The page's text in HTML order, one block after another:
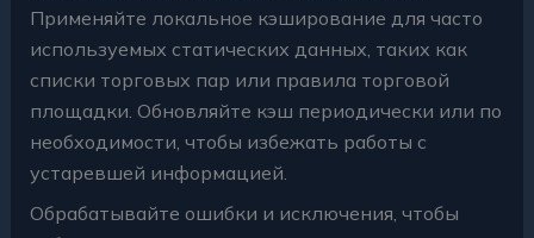
Применяйте локальное кэширование для часто
используемых статических данных, таких как
списки торговых пар или правила торговой
площадки. Обновляйте кэш периодически или по
необходимости, чтобы избежать работы с
устаревшей информацией.
Обрабатывайте ошибки и исключения, чтобы